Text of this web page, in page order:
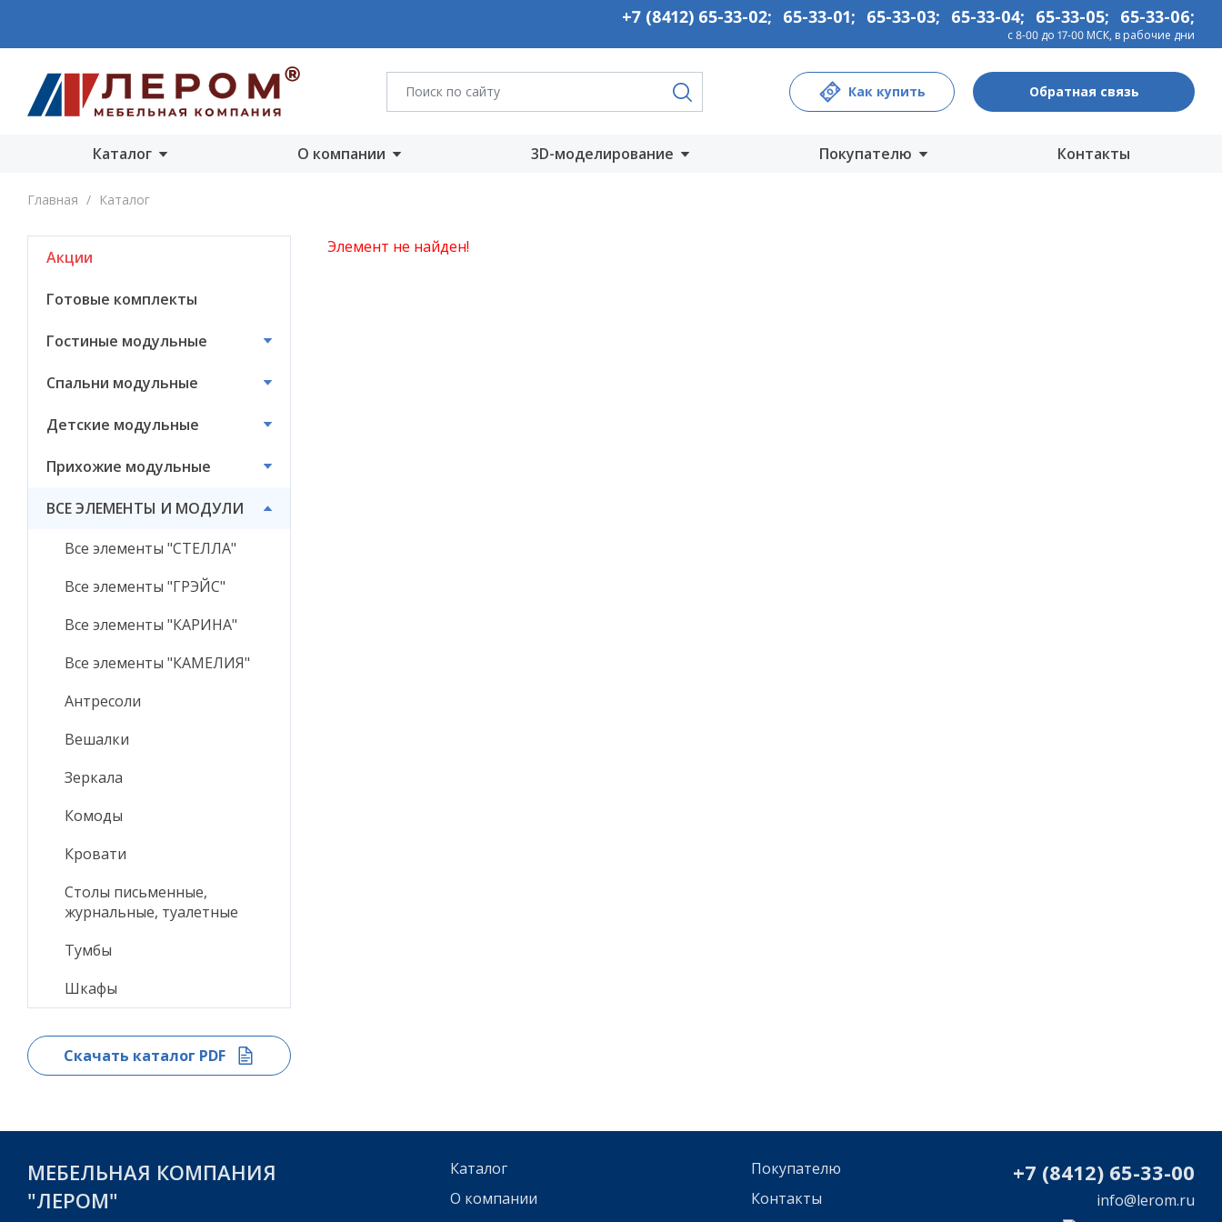
+7 (8412) 65-33-02; 65-33-01; 65-33-03; 65-33-04; 65-33-05; 65-33-06;
с 8-00 до 17-00 МСК, в рабочие дни
Как купить Обратная связь
Каталог
Акции
Детские модульные
Прихожие
ВСЕ ЭЛЕМЕНТЫ И
МОДУЛИ
О компании
3D-моделирование
Покупателю
Контакты
Главная / Каталог
Акции
Готовые комплекты
Гостиные модульные
Спальни модульные
Детские модульные
Прихожие модульные
ВСЕ ЭЛЕМЕНТЫ И МОДУЛИ
Все элементы "СТЕЛЛА"
Все элементы "ГРЭЙС"
Все элементы "КАРИНА"
Все элементы "КАМЕЛИЯ"
Антресоли
Вешалки
Зеркала
Комоды
Кровати
Столы письменные,
журнальные, туалетные
Тумбы
Шкафы
Скачать каталог PDF
Элемент не найден!
МЕБЕЛЬНАЯ КОМПАНИЯ
"ЛЕРОМ"
Каталог
О компании
Покупателю
Контакты
+7 (8412) 65-33-00
info@lerom.ru